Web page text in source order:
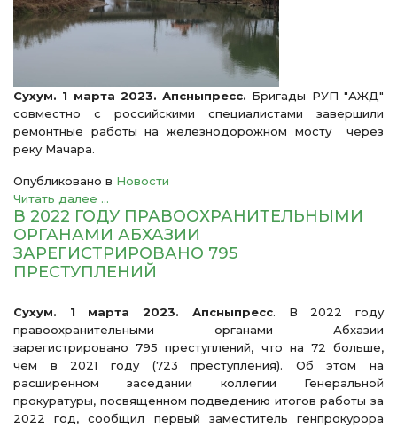
Сухум. 1 марта 2023. Апсныпресс. Бригады РУП "АЖД"
совместно с российскими специалистами завершили
ремонтные работы на железнодорожном мосту через
реку Мачара.
Опубликовано в Новости
Читать далее ...
В 2022 ГОДУ ПРАВООХРАНИТЕЛЬНЫМИ
ОРГАНАМИ АБХАЗИИ
ЗАРЕГИСТРИРОВАНО 795
ПРЕСТУПЛЕНИЙ
Сухум. 1 марта 2023. Апсныпресс. В 2022 году
правоохранительными органами Абхазии
зарегистрировано 795 преступлений, что на 72 больше,
чем в 2021 году (723 преступления). Об этом на
расширенном заседании коллегии Генеральной
прокуратуры, посвященном подведению итогов работы за
2022 год, сообщил первый заместитель генпрокурора